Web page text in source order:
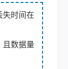
失时间在
且数据量